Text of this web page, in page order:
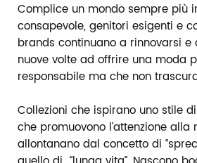
Complice un mondo sempre più
consapevole, genitori esigenti e
brands continuano a rinnovarsi e
nuove volte ad offrire una moda
responsabile ma che non
Collezioni che ispirano uno stile
che promuovono l’attenzione alla
allontanano dal concetto di